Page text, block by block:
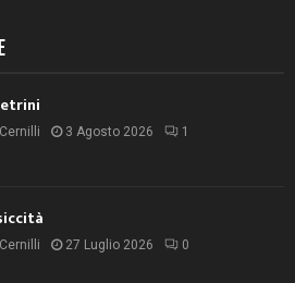
3 Agosto 2026 1
27 Luglio 2026 0